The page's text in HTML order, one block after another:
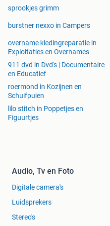
sprookjes grimm
burstner nexxo in Campers
overname kledingreparatie in
Exploitaties en Overnames
911 dvd in Dvd's | Documentaire
en Educatief
roermond in Kozijnen en
Schuifpuien
lilo stitch in Poppetjes en
Figuurtjes
Audio, Tv en Foto
Digitale camera's
Luidsprekers
Stereo's